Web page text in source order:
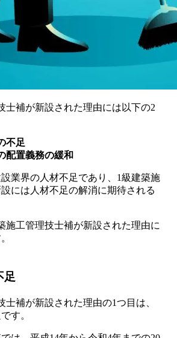
士補が新設された理由には以下の2
不足
配置義務の緩和
業界の人材不足であり、1級建築施
には人材不足の解消に期待される
施工管理技士補が新設された理由に
足
士補が新設された理由の1つ目は、
す。